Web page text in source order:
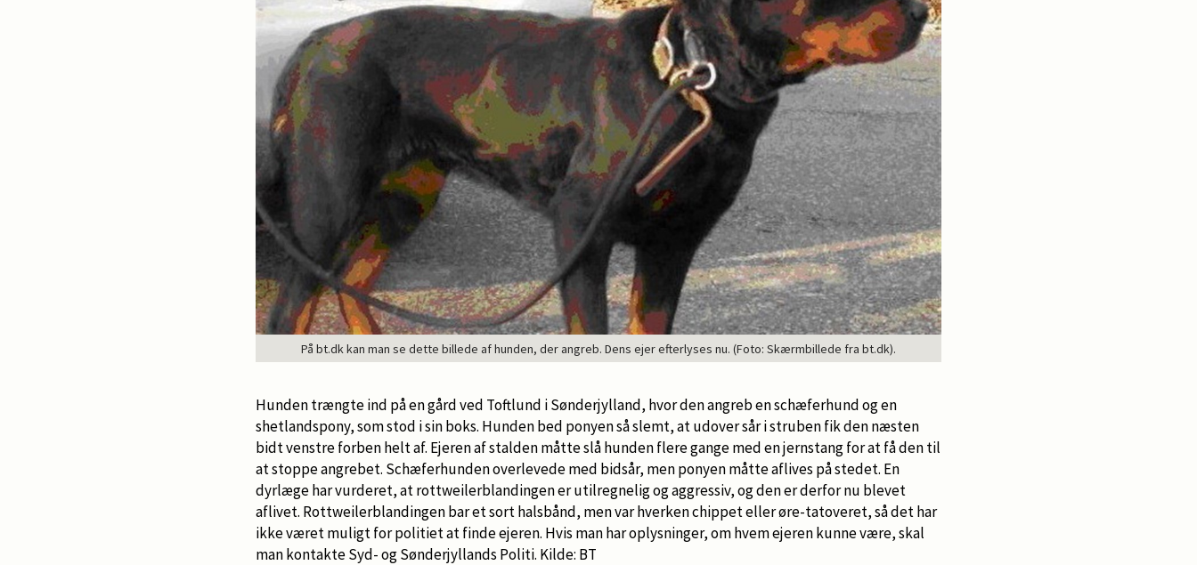
På bt.dk kan man se dette billede af hunden, der angreb. Dens ejer efterlyses nu. (Foto: Skærmbillede fra bt.dk).
Hunden trængte ind på en gård ved Toftlund i Sønderjylland, hvor den angreb en schæferhund og en
shetlandspony, som stod i sin boks. Hunden bed ponyen så slemt, at udover sår i struben fik den næsten
bidt venstre forben helt af. Ejeren af stalden måtte slå hunden flere gange med en jernstang for at få den til
at stoppe angrebet. Schæferhunden overlevede med bidsår, men ponyen måtte aflives på stedet. En
dyrlæge har vurderet, at rottweilerblandingen er utilregnelig og aggressiv, og den er derfor nu blevet
aflivet. Rottweilerblandingen bar et sort halsbånd, men var hverken chippet eller øre-tatoveret, så det har
ikke været muligt for politiet at finde ejeren. Hvis man har oplysninger, om hvem ejeren kunne være, skal
man kontakte Syd- og Sønderjyllands Politi. Kilde: BT